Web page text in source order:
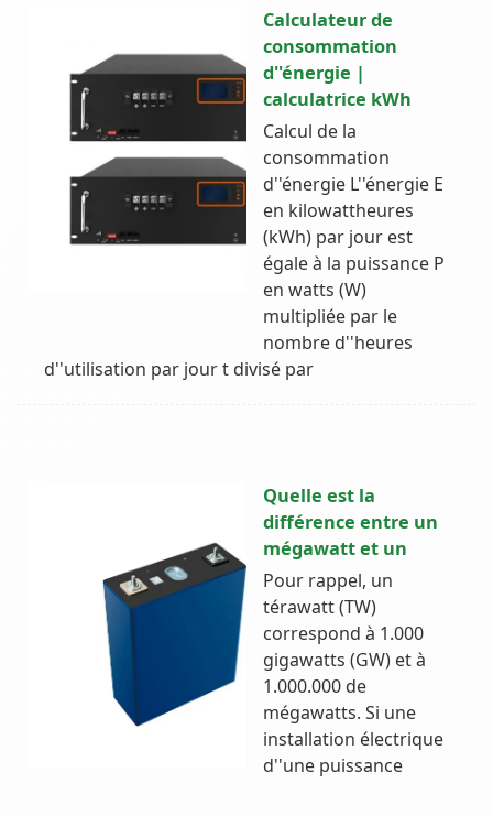
Calculateur de
consommation
d''énergie |
calculatrice kWh
Calcul de la
consommation
d''énergie L''énergie E
en kilowattheures
(kWh) par jour est
égale à la puissance P
en watts (W)
multipliée par le
nombre d''heures
d''utilisation par jour t divisé par
Quelle est la
différence entre un
mégawatt et un
Pour rappel, un
térawatt (TW)
correspond à 1.000
gigawatts (GW) et à
1.000.000 de
mégawatts. Si une
installation électrique
d''une puissance